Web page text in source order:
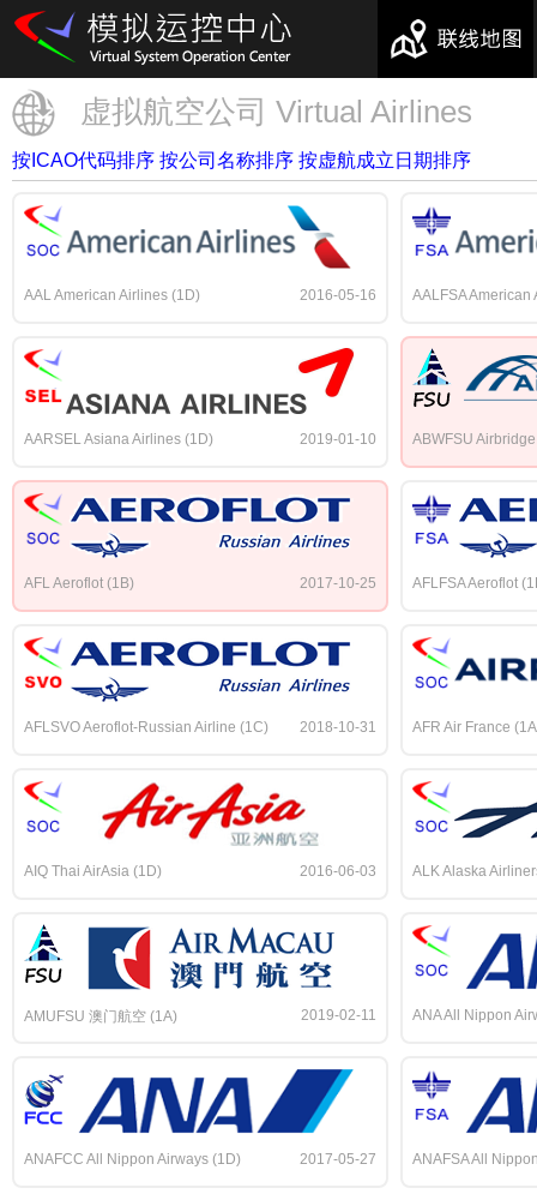
虚拟航空公司 Virtual Airlines
按ICAO代码排序 按公司名称排序 按虚航成立日期排序
AAL American Airlines (1D) 2016-05-16 AALFSA American
AARSEL Asiana Airlines (1D) 2019-01-10 ABWFSU
AFL Aeroflot (1B) 2017-10-25 AFLFSA Aeroflot
AFLSVO Aeroflot-Russian Airline (1C) 2018-10-31 AFR Air France
AIQ Thai AirAsia (1D) 2016-06-03 ALK Alaska
AMUFSU 澳门航空 (1A) 2019-02-11 ANA All Nippon
ANAFCC All Nippon Airways (1D) 2017-05-27 ANAFSA All